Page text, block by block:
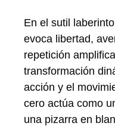
En el sutil
evoca libertad,
repetición
transformación
acción y el
cero actúa como
una pizarra en